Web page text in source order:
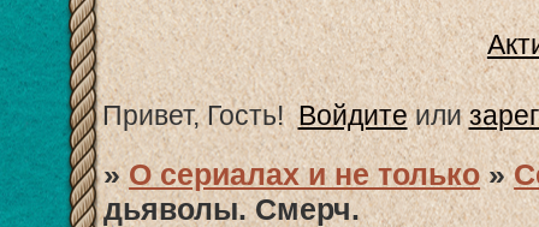
Привет, Гость! Войдитеили
»О сериалах и не только »
дьяволы. Смерч.